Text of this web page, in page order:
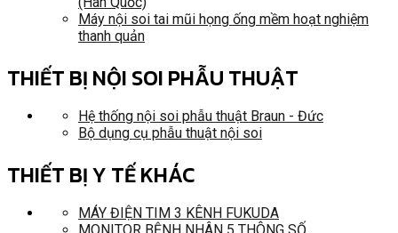
Máy nội soi tai mũi họng ống mềm hoạt nghiệm
thanh quản
THIẾT BỊ NỘI SOI PHẪU THUẬT
Hệ thống nội soi phẫu thuật Braun - Đức
Bộ dụng cụ phẫu thuật nội soi
THIẾT BỊ Y TẾ KHÁC
MÁY ĐIỆN TIM 3 KÊNH FUKUDA
MONITOR BỆNH NHÂN 5 THÔNG SỐ